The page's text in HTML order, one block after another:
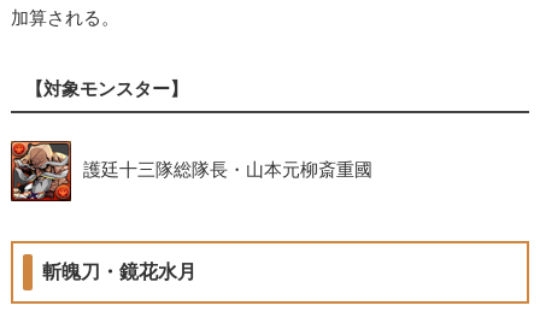
加算される。
【対象モンスター】
護廷十三隊総隊長・山本元柳斎重國
斬魄刀・鏡花水月